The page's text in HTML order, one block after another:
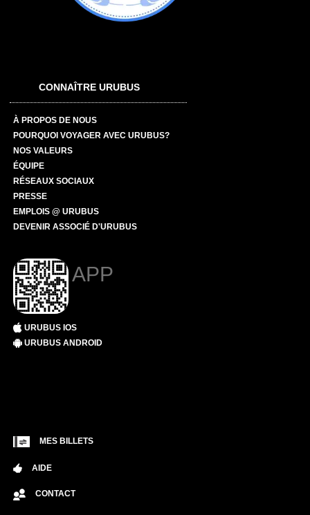
CONNAÎTRE URUBUS
À PROPOS DE NOUS
POURQUOI VOYAGER AVEC URUBUS?
NOS VALEURS
ÉQUIPE
RÉSEAUX SOCIAUX
PRESSE
EMPLOIS @ URUBUS
DEVENIR ASSOCIÉ D'URUBUS
APP
URUBUS IOS
URUBUS ANDROID
MES BILLETS
AIDE
CONTACT